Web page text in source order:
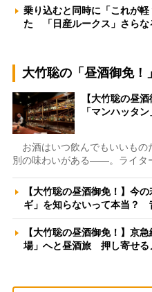
乗り込むと同時に「これが
た 「日産ルークス」さら
大竹聡の「昼酒御免！」
【大竹聡の昼
「マンハッタ
お酒はいつ飲んでもいいもの
別の味わいがある――。ライタ
【大竹聡の昼酒御免！】今
ギ」を知らないって本当？
【大竹聡の昼酒御免！】京
場」へと昼酒旅 押し寄せ